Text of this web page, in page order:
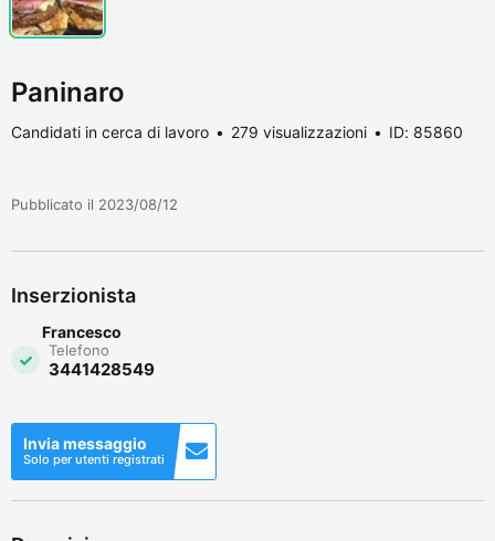
Paninaro
Candidati in cerca di lavoro 279 visualizzazioni ID: 85860
Pubblicato il 2023/08/12
Inserzionista
Francesco
Telefono
3441428549
Invia messaggio
Solo per utenti registrati